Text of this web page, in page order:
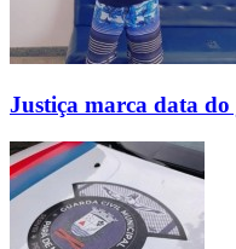
Justiça marca data